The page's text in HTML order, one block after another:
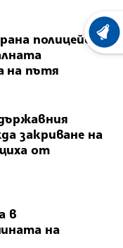
полицейска
на пътя
закриване на
от
в
на